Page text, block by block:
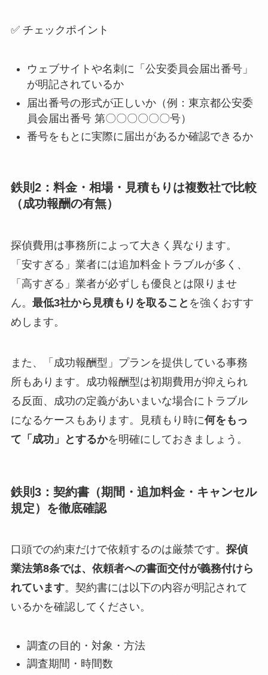
✅ チェックポイント
ウェブサイトや名刺に「公安委員会届出番号」
が明記されているか
届出番号の形式が正しいか（例：東京都公安委
員会届出番号 第〇〇〇〇〇〇号）
番号をもとに実際に届出があるか確認できるか
鉄則2：料金・相場・見積もりは複数社で比較
（成功報酬の有無）
探偵費用は事務所によって大きく異なります。
「安すぎる」業者には追加料金トラブルが多く、
「高すぎる」業者が必ずしも優良とは限りませ
ん。 最低3社から見積もりを取ること を強くおすす
めします。
また、「成功報酬型」プランを提供している事務
所もあります。成功報酬型は初期費用が抑えられ
る反面、成功の定義があいまいな場合にトラブル
になるケースもあります。見積もり時に何をもっ
て「成功」とするかを明確にしておきましょう。
鉄則3：契約書（期間・追加料金・キャンセル
規定）を徹底確認
口頭での約束だけで依頼するのは厳禁です。 探偵
業法第8条では、依頼者への書面交付が義務付けら
れています。契約書には以下の内容が明記されて
いるかを確認してください。
調査の目的・対象・方法
調査期間・時間数